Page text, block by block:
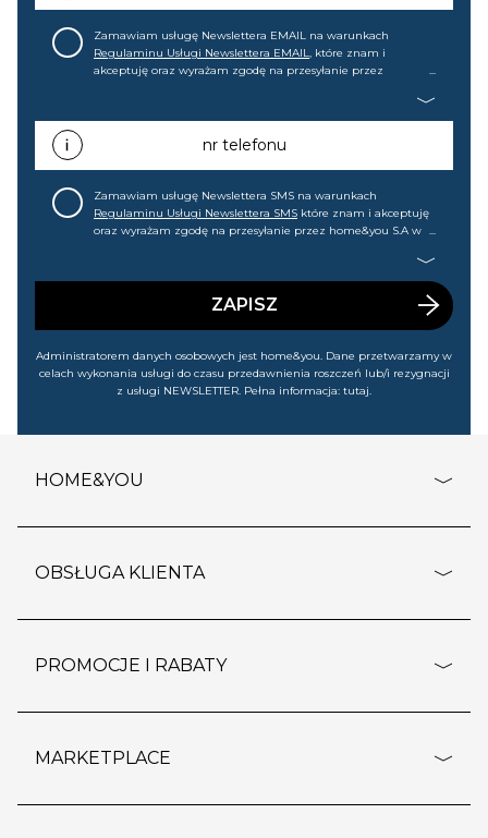
Zamawiam usługę Newslettera EMAIL na warunkach
Regulaminu Usługi Newslettera EMAIL, które znam i
akceptuję oraz wyrażam zgodę na przesyłanie przez
promocjach, wyprzedażach). Wiem, że mogę tę zgodę w
każdej chwili cofnąć.nr telefonu
Zamawiam usługę Newslettera SMS na warunkach
Regulaminu Usługi Newslettera SMS które znam i akceptuję
oraz wyrażam zgodę na przesyłanie przez home&you S.A w
wyprzedażach). Wiem, że mogę tę zgodę w każdej chwili
ZAPISZ
Administratorem danych osobowych jest home&you. Dane przetwarzamy w
celach wykonania usługi do czasu przedawnienia roszczeń lub/i rezygnacji
z usługi NEWSLETTER. Pełna informacja: tutaj.
HOME&YOU
o firmie
polityka prywatności
kontakt
OBSŁUGA KLIENTA
dostawy i płatność
wypis z subskrypcji
regulamin sklepu
PROMOCJE I RABATY
outlet
MARKETPLACE